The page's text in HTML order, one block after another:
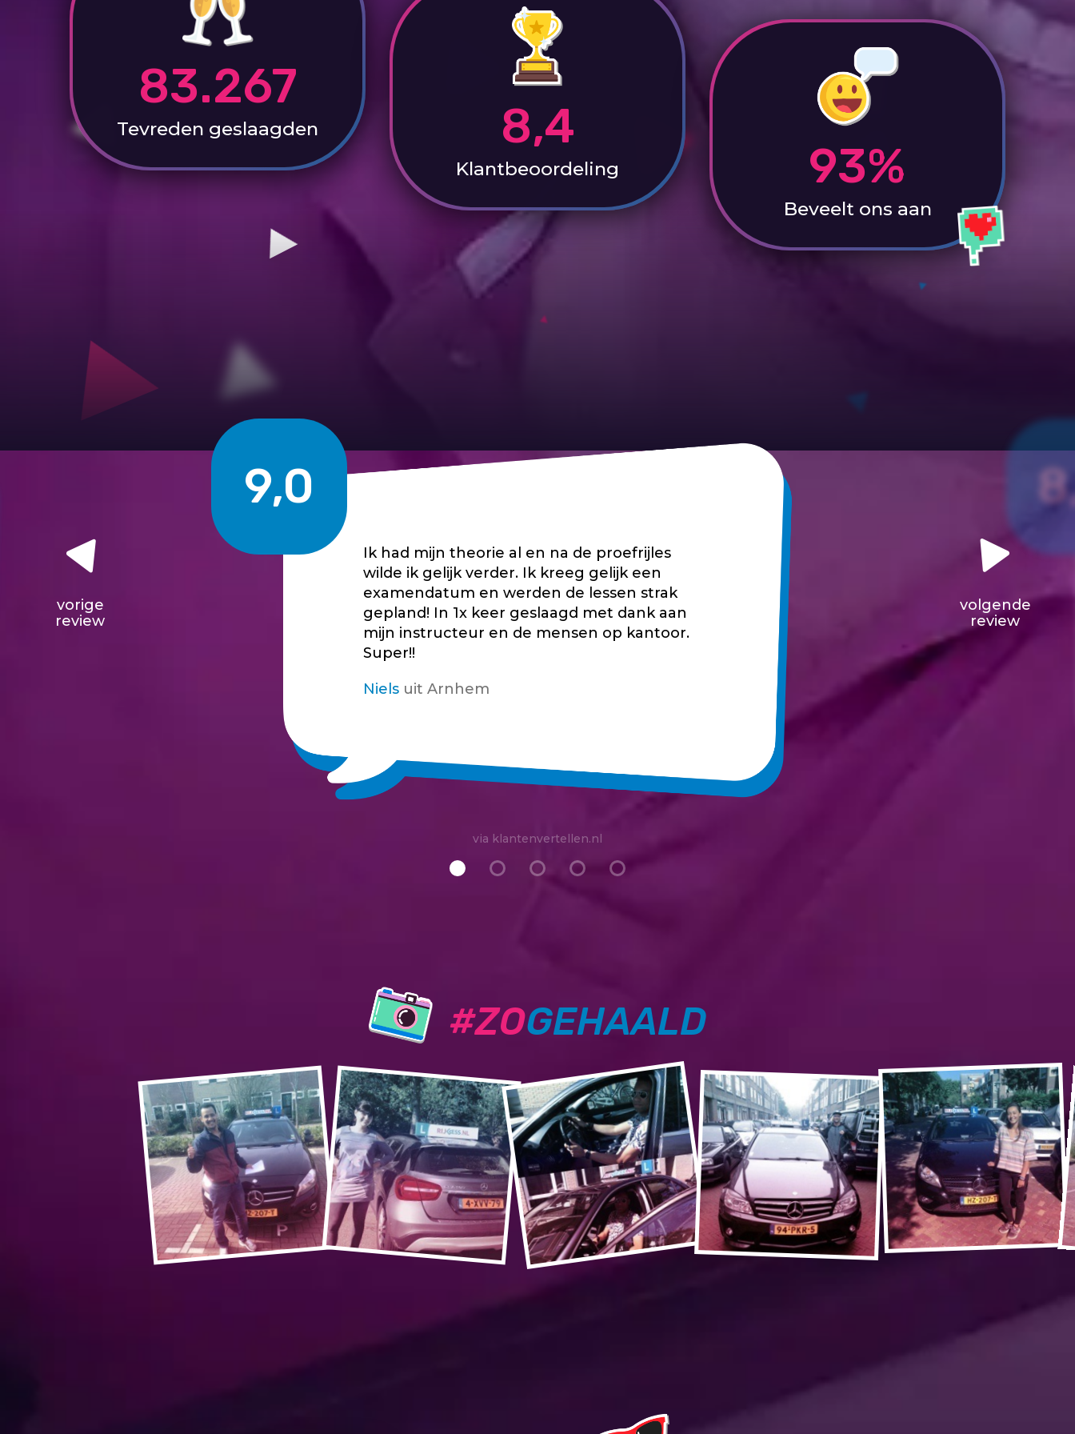
83.267
Tevreden geslaagden 8,4
Klantbeoordeling 93%
Beveelt ons aan
9,0
Ik had mijn theorie al en na de proefrijles
wilde ik gelijk verder. Ik kreeg gelijk een
examendatum en werden de lessen strak
gepland! In 1x keer geslaagd met dank aan
mijn instructeur en de mensen op kantoor.
Super!!
Niels uit Arnhem
vorige
review
volgende
review
via klantenvertellen.nl
#ZOGEHAALD